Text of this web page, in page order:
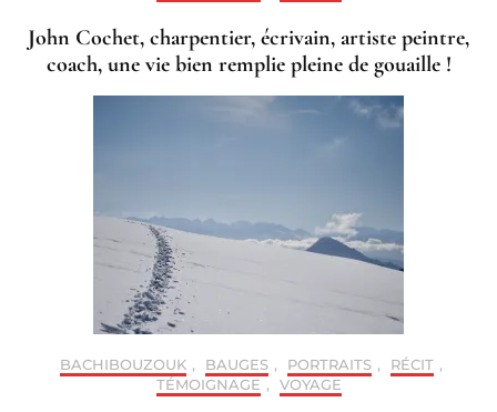
John Cochet, charpentier, écrivain, artiste peintre,
coach, une vie bien remplie pleine de gouaille !
BACHIBOUZOUK , BAUGES , PORTRAITS , RÉCIT ,
TÉMOIGNAGE , VOYAGE